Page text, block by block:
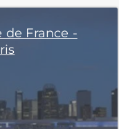
de France -